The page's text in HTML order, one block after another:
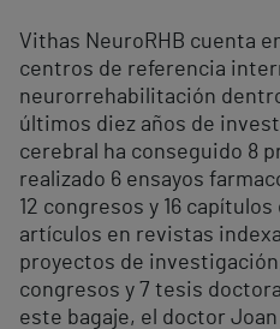
Vithas NeuroRHB cuenta
centros de referencia
neurorrehabilitación
últimos diez años de
cerebral ha conseguido 8
realizado 6 ensayos
12 congresos y 16
artículos en revistas
proyectos de
congresos y 7 tesis
este bagaje, el doctor Joan